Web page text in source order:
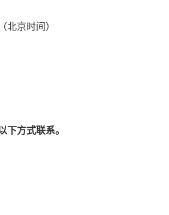
北京时间）
下方式联系。